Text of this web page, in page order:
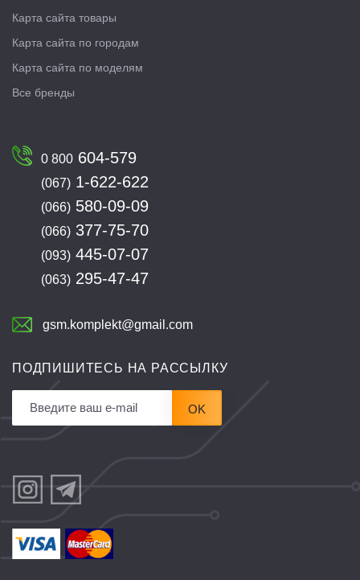
Карта сайта товары
Карта сайта по городам
Карта сайта по моделям
Все бренды
0 800 604-579
(067) 1-622-622
(066) 580-09-09
(066) 377-75-70
(093) 445-07-07
(063) 295-47-47
gsm.komplekt@gmail.com
ПОДПИШИТЕСЬ НА РАССЫЛКУ
OK